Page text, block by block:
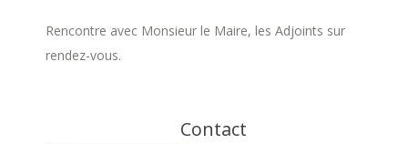
Rencontre avec Monsieur le Maire, les Adjoints sur
rendez-vous.
Contact